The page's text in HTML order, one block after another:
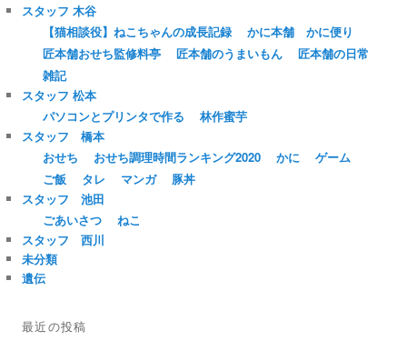
スタッフ 木谷
【猫相談役】ねこちゃんの成長記録
かに本舗 かに便り
匠本舗おせち監修料亭
匠本舗のうまいもん
匠本舗の日常
雑記
スタッフ 松本
パソコンとプリンタで作る
林作蜜芋
スタッフ 橋本
おせち
おせち調理時間ランキング2020 かに
ゲーム
ご飯
タレ マンガ
豚丼
スタッフ 池田
ごあいさつ
ねこ
スタッフ 西川
未分類
遺伝
最近の投稿